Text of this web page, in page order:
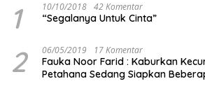
1 10/10/2018 42 Komentar
“Segalanya Untuk Cinta”
2 06/05/2019 17 Komentar
Fauka Noor Farid : Kaburkan
Petahana Sedang Siapkan